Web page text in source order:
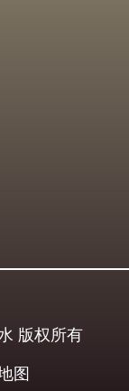
版权所有
图